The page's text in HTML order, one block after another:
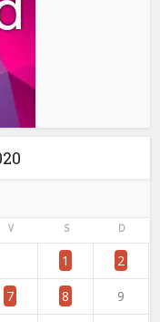
V S D
1 2
7 8 9